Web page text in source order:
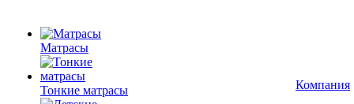
Матрасы
Тонкие матрасы
Компания